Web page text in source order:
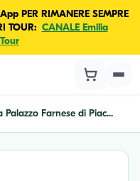
PER RIMANERE SEMPRE
TOUR: CANALE Emilia
Farnese di Piac...